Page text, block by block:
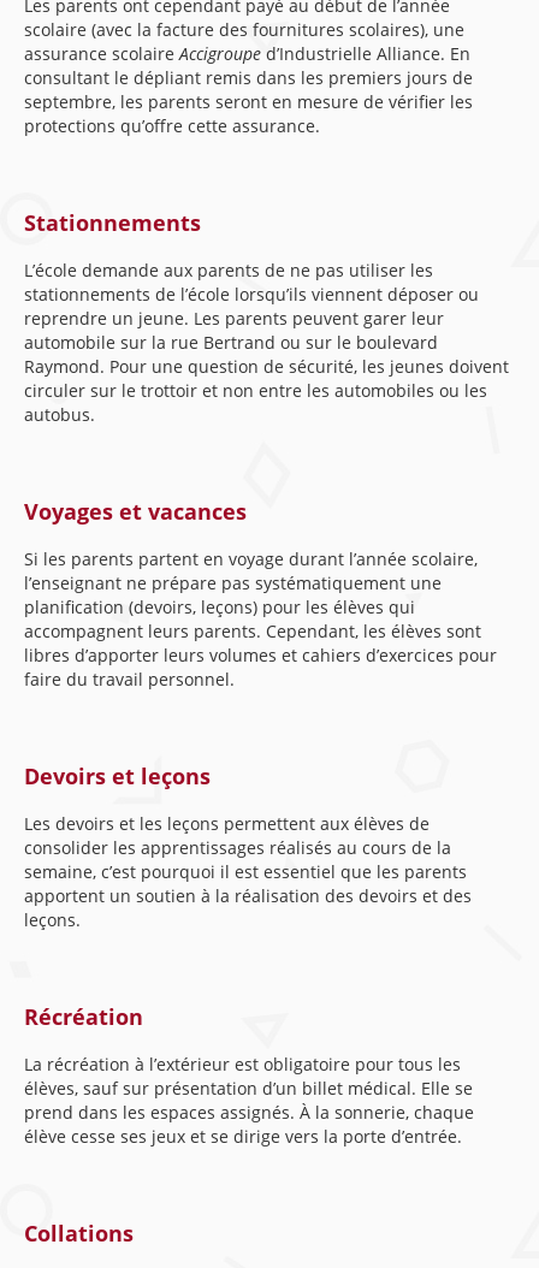
Les parents ont cependant payé au début de l’année
scolaire (avec la facture des fournitures scolaires), une
assurance scolaireAccigroupe d’Industrielle Alliance. En
consultant le dépliant remis dans les premiers jours de
septembre, les parents seront en mesure de vérifier les
protections qu’offre cette assurance.
Stationnements
L’école demande aux parents de ne pas utiliser les
stationnements de l’école lorsqu’ils viennent déposer ou
reprendre un jeune. Les parents peuvent garer leur
automobile sur la rue Bertrand ou sur le boulevard
Raymond. Pour une question de sécurité, les jeunes doivent
circuler sur le trottoir et non entre les automobiles ou les
autobus.
Voyages et vacances
Si les parents partent en voyage durant l’année scolaire,
l’enseignant ne prépare pas systématiquement une
planification (devoirs, leçons) pour les élèves qui
accompagnent leurs parents. Cependant, les élèves sont
libres d’apporter leurs volumes et cahiers d’exercices pour
faire du travail personnel.
Devoirs et leçons
Les devoirs et les leçons permettent aux élèves de
consolider les apprentissages réalisés au cours de la
semaine, c’est pourquoi il est essentiel que les parents
apportent un soutien à la réalisation des devoirs et des
leçons.
Récréation
La récréation à l’extérieur est obligatoire pour tous les
élèves, sauf sur présentation d’un billet médical. Elle se
prend dans les espaces assignés. À la sonnerie, chaque
élève cesse ses jeux et se dirige vers la porte d’entrée.
Collations